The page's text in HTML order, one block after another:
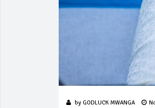
by GODLUCK MWANGA